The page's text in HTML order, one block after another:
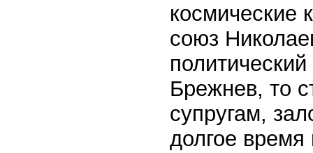
космические
союз
Брежнев, то
супругам,
долгое